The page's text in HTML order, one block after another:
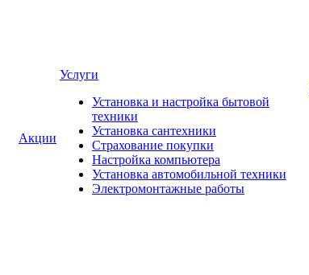
Акции
Услуги
Установка и настройка бытовой
техники
Установка сантехники
Страхование покупки
Настройка компьютера
Установка автомобильной техники
Электромонтажные работы